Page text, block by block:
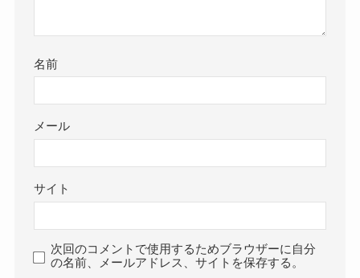
名前
メール
サイト
次回のコメントで使用するためブラウザーに自分
の名前、メールアドレス、サイトを保存する。